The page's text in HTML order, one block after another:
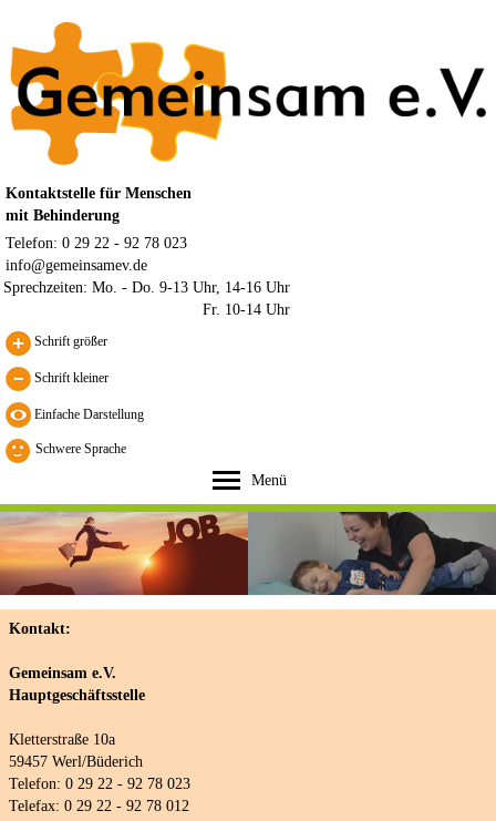
Kontaktstelle für Menschen
mit Behinderung
Telefon: 0 29 22 - 92 78 023
info@gemeinsamev.de
Sprechzeiten: Mo. - Do. 9-13 Uhr, 14-16 Uhr
Fr. 10-14 Uhr
Schrift größer
Schrift kleiner
Schwere Sprache
Menü
Kontakt:
Gemeinsam e.V.
Hauptgeschäftsstelle
Kletterstraße 10a
59457 Werl/Büderich
Telefon: 0 29 22 - 92 78 023
Telefax: 0 29 22 - 92 78 012